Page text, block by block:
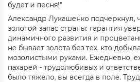
будет и песня!"
Александр Лукашенко подчеркнул,
золотой запас страны: гарантия
динамичного развития и
не бывает золота без тех, кто
мозолистыми руками. Ежедневно,
пахарей - трудолюбивых и
было тяжело, вы всегда в поле.